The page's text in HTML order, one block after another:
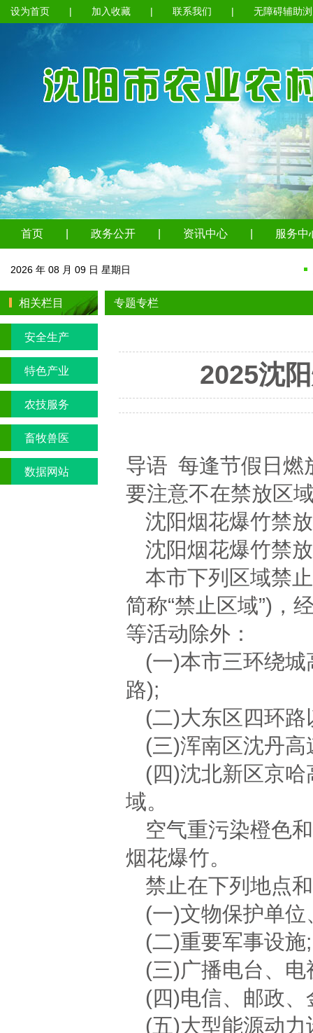
设为首页 | 加入收藏 | 联系我们 | 无障碍辅助
首页 政务公开 资讯中心 服务中
2026 年 08 月 09 日 星期日
相关栏目
安全生产
特色产业
农技服务
畜牧兽医
数据网站
专题专栏
2025沈
导语 每逢节假日燃
要注意不在禁放区
沈阳烟花爆竹禁
沈阳烟花爆竹禁
本市下列区域禁
简称“禁止区域”)，
等活动除外：
(一)本市三环绕
路);
(二)大东区四环
(三)浑南区沈丹
(四)沈北新区京
域。
空气重污染橙色
烟花爆竹。
禁止在下列地点
(一)文物保护单
(二)重要军事设施;
(三)广播电台、
(四)电信、邮政、
(五)大型能源动